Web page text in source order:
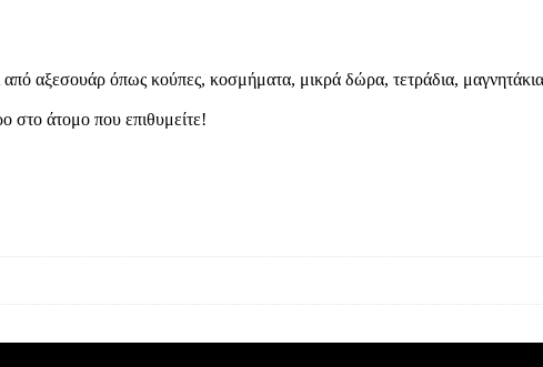
αξεσουάρ όπως κούπες, κοσμήματα, μικρά δώρα, τετράδια,
στο άτομο που επιθυμείτε!